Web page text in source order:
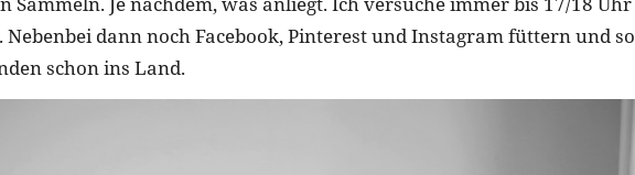
Nebenbei dann noch Facebook, Pinterest und Instagram füttern und so
schon ins Land.